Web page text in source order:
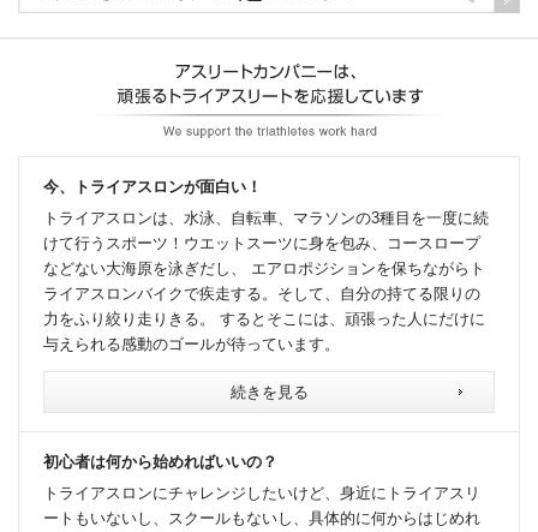
今、トライアスロンが面白い！
トライアスロンは、水泳、自転車、マラソンの3種目を一度に続
けて行うスポーツ！ウエットスーツに身を包み、コースロープ
などない大海原を泳ぎだし、 エアロポジションを保ちながらト
ライアスロンバイクで疾走する。そして、自分の持てる限りの
力をふり絞り走りきる。 するとそこには、頑張った人にだけに
与えられる感動のゴールが待っています。
続きを見る
初心者は何から始めればいいの？
トライアスロンにチャレンジしたいけど、身近にトライアスリ
ートもいないし、スクールもないし、具体的に何からはじめれ